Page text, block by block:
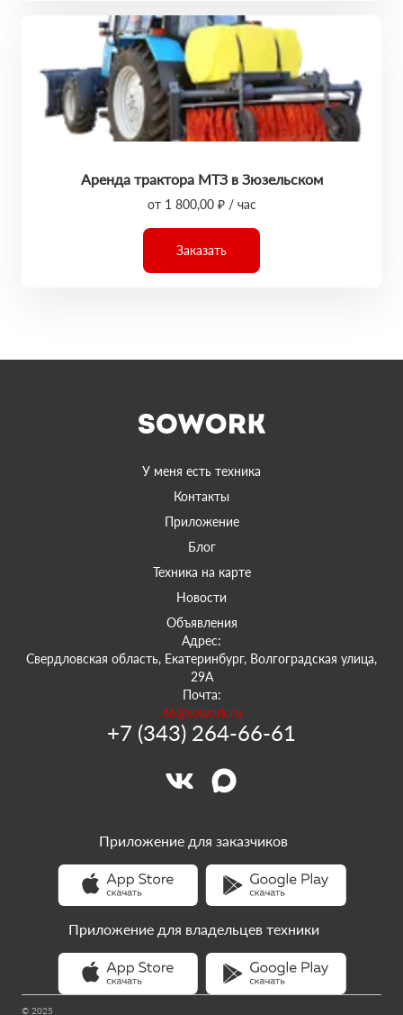
Аренда трактора МТЗ в Зюзельском
от 1 800,00 ₽ / час
Заказать
У меня есть техника
Контакты
Приложение
Блог
Техника на карте
Новости
Объявления
Адрес:
Свердловская область, Екатеринбург, Волгоградская улица,
29А
Почта:
66@sowork.ru
+7 (343) 264-66-61
© 2025
Приложение для заказчиков
Приложение для владельцев техники